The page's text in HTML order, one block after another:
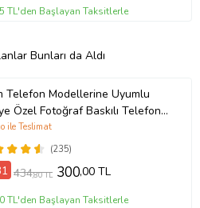
TL'den Başlayan Taksitlerle
Bunları da Aldı
Telefon Modellerine Uyumlu
Özel Fotoğraf Baskılı Telefon
(235)
ile Teslimat
434,80 TL 300,00 TL
TL'den Başlayan Taksitlerle